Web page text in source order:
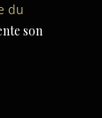
du
son